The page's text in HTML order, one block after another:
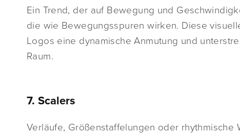
Ein Trend, der auf Bewegung und
die wie Bewegungsspuren wirken. Diese
Logos eine dynamische Anmutung und
Raum.
7. Scalers
Verläufe, Größenstaffelungen oder